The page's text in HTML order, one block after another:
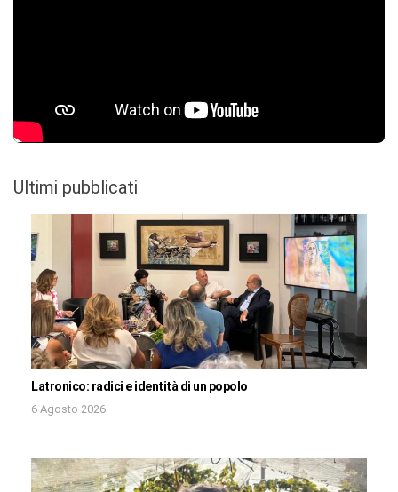
Ultimi pubblicati
Latronico: radici e identità di un popolo
6 Agosto 2026